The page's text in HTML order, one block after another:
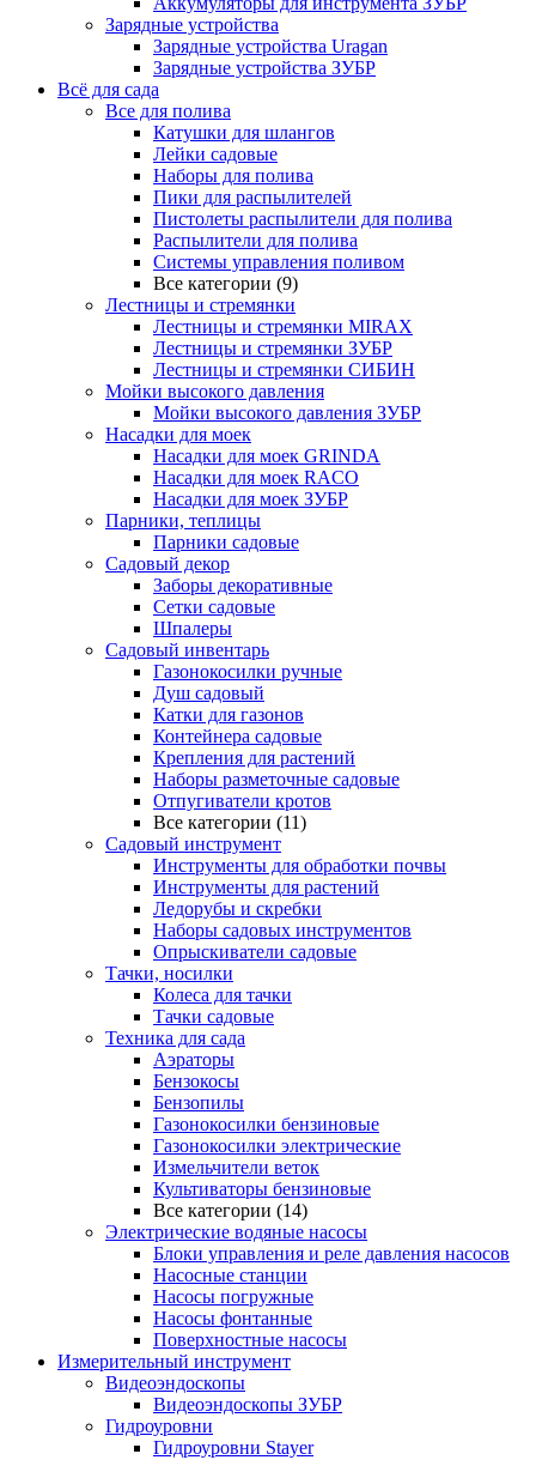
Зарядные устройства
Зарядные устройства Uragan
Зарядные устройства ЗУБР
Всё для сада
Все для полива
Катушки для шлангов
Лейки садовые
Наборы для полива
Пики для распылителей
Пистолеты распылители для полива
Распылители для полива
Системы управления поливом
Все категории (9)
Лестницы и стремянки
Лестницы и стремянки MIRAX
Лестницы и стремянки ЗУБР
Лестницы и стремянки СИБИН
Мойки высокого давления
Мойки высокого давления ЗУБР
Насадки для моек
Насадки для моек GRINDA
Насадки для моек RACO
Насадки для моек ЗУБР
Парники, теплицы
Парники садовые
Садовый декор
Заборы декоративные
Сетки садовые
Шпалеры
Садовый инвентарь
Газонокосилки ручные
Душ садовый
Катки для газонов
Контейнера садовые
Крепления для растений
Наборы разметочные садовые
Отпугиватели кротов
Все категории (11)
Садовый инструмент
Инструменты для обработки почвы
Инструменты для растений
Ледорубы и скребки
Наборы садовых инструментов
Опрыскиватели садовые
Тачки, носилки
Колеса для тачки
Тачки садовые
Техника для сада
Аэраторы
Бензокосы
Бензопилы
Газонокосилки бензиновые
Газонокосилки электрические
Измельчители веток
Культиваторы бензиновые
Все категории (14)
Электрические водяные насосы
Блоки управления и реле давления насосов
Насосные станции
Насосы погружные
Насосы фонтанные
Поверхностные насосы
Измерительный инструмент
Видеоэндоскопы
Видеоэндоскопы ЗУБР
Гидроуровни
Гидроуровни Stayer